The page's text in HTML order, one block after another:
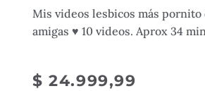
Mis videos lesbicos más pornito
amigas ♥ 10 videos. Aprox 34
$ 24.999,99